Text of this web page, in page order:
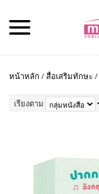
หน้าหลัก /สื่อเสริมทักษะ /
เรียงตาม